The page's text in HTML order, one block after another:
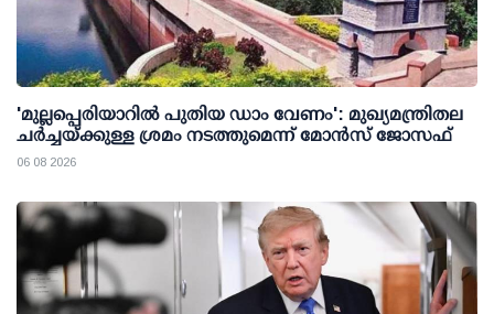
'മുല്ലപ്പെരിയാറില്‍ പുതിയ ഡാം വേണം': മുഖ്യമന്ത്രിതല
ചര്‍ച്ചയ്ക്കുള്ള ശ്രമം നടത്തുമെന്ന് മോന്‍സ് ജോസഫ്
06 08 2026